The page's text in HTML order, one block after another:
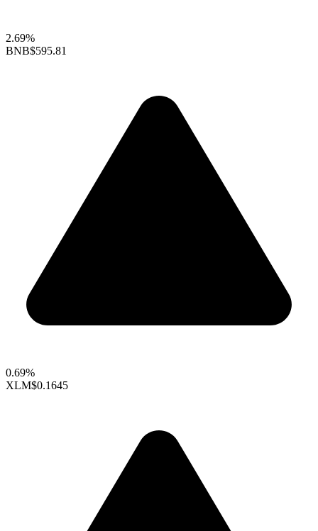
2.69%
BNB$595.81
0.69%
XLM$0.1645